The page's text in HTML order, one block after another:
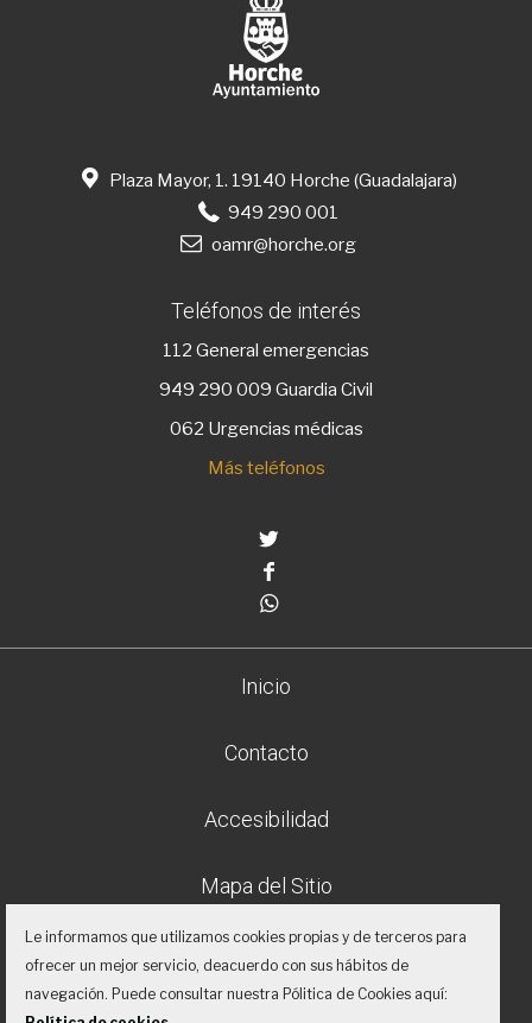
Plaza Mayor, 1. 19140 Horche (Guadalajara)
949 290 001
oamr@horche.org
Teléfonos de interés
112 General emergencias
949 290 009 Guardia Civil
062 Urgencias médicas
Más teléfonos
Inicio
Contacto
Accesibilidad
Mapa del Sitio
Aviso legal
Le informamos que utilizamos cookies propias y de terceros para
ofrecer un mejor servicio, deacuerdo con sus hábitos de
navegación. Puede consultar nuestra Pólitica de Cookies aquí: